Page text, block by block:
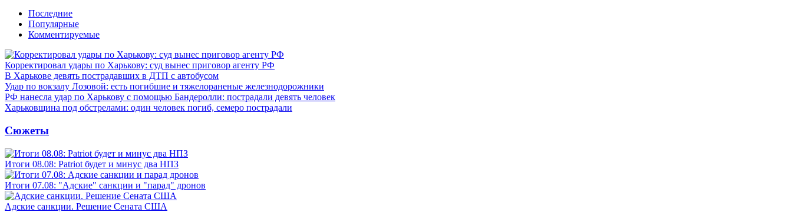
Последние
Популярные
Комментируемые
Корректировал удары по Харькову: суд вынес приговор агенту РФ
В Харькове девять пострадавших в ДТП с автобусом
Удар по вокзалу Лозовой: есть погибшие и тяжелораненые железнодорожники
РФ нанесла удар по Харькову с помощью Бандеролли: пострадали девять человек
Харьковщина под обстрелами: один человек погиб, семеро пострадали
Сюжеты
Итоги 08.08: Patriot будет и минус два НПЗ
Итоги 07.08: "Адские" санкции и "парад" дронов
Адские санкции. Решение Сената США